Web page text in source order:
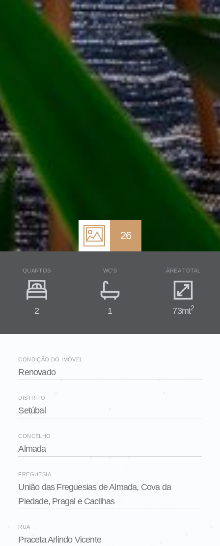
26
QUARTOS
2
WC'S
1
ÁREA TOTAL
73mt2
CONDIÇÃO DO IMÓVEL
Renovado
DISTRITO
Setúbal
CONCELHO
Almada
FREGUESIA
União das Freguesias de Almada, Cova da
Piedade, Pragal e Cacilhas
RUA
Praceta Arlindo Vicente